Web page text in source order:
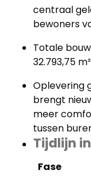
centraal
bewoners
Totale
32.793,75 m²
Oplevering
brengt
meer
tussen
Tijdlijn
Fase